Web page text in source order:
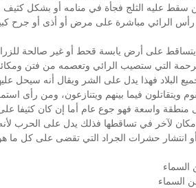
عليه الثلج فجأة في منامه أو بشكل كثيف
الرائي مباشرة على مرض أو أذى أو جرح
على أرض يابسة قحط أو غير صالحة
التي ستصيب الرائي وتعصمه من فتن
البلاد فهذا يدل على الشر ويقال أنه سيحل
ويتقاتلون فيما بينهم ويتنازعون، ومن رأى
واسعة فهو جوع عام أما إن كان كثيفا على
مكان لآخر في تساقطها فذلك يدل على الحرب
أو انتشار حشرات الجراد التي تقضى على كل ما
السماء
السماء